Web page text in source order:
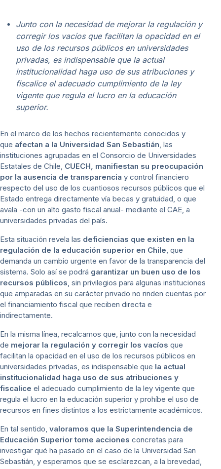
Junto con la necesidad de mejorar la regulación y
corregir los vacíos que facilitan la opacidad en el
uso de los recursos públicos en universidades
privadas, es indispensable que la actual
institucionalidad haga uso de sus atribuciones y
fiscalice el adecuado cumplimiento de la ley
vigente que regula el lucro en la educación
superior.
En el marco de los hechos recientemente conocidos y
que afectan a la Universidad San Sebastián, las
instituciones agrupadas en el Consorcio de Universidades
Estatales de Chile, CUECH, manifiestan su preocupación
por la ausencia de transparencia y control financiero
respecto del uso de los cuantiosos recursos públicos que el
Estado entrega directamente vía becas y gratuidad, o que
avala -con un alto gasto fiscal anual- mediante el CAE, a
universidades privadas del país.
Esta situación revela las deficiencias que existen en la
regulación de la educación superior en Chile, que
demanda un cambio urgente en favor de la transparencia del
sistema. Solo así se podrá garantizar un buen uso de los
recursos públicos, sin privilegios para algunas instituciones
que amparadas en su carácter privado no rinden cuentas por
el financiamiento fiscal que reciben directa e
indirectamente.
En la misma línea, recalcamos que, junto con la necesidad
de mejorar la regulación y corregir los vacíos que
facilitan la opacidad en el uso de los recursos públicos en
universidades privadas, es indispensable que la actual
institucionalidad haga uso de sus atribuciones y
fiscalice el adecuado cumplimiento de la ley vigente que
regula el lucro en la educación superior y prohíbe el uso de
recursos en fines distintos a los estrictamente académicos.
En tal sentido, valoramos que la Superintendencia de
Educación Superior tome acciones concretas para
investigar qué ha pasado en el caso de la Universidad San
Sebastián, y esperamos que se esclarezcan, a la brevedad,